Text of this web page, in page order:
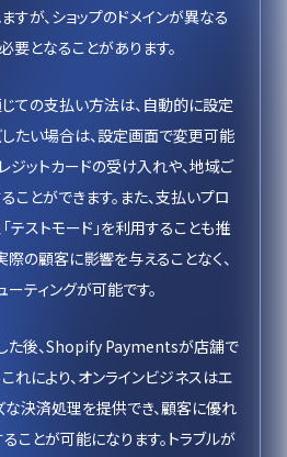
が、ショップのドメインが異なる
となることがあります。
の支払い方法は、自動的に設定
したい場合は、設定画面で変更可能
ジットカードの受け入れや、地域ご
ことができます。また、支払いプロ
テストモード」を利用することも推
際の顧客に影響を与えることなく、
ティングが可能です。
た後、Shopify Paymentsが店舗で
れにより、オンラインビジネスはエ
な決済処理を提供でき、顧客に優れ
ことが可能になります。トラブルが